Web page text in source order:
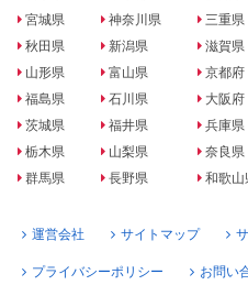
宮城県
秋田県
山形県
福島県
茨城県
栃木県
群馬県
神奈川県
新潟県
富山県
石川県
福井県
山梨県
長野県
三重県
滋賀県
京都府
大阪府
兵庫県
奈良県
和歌山
運営会社 サイトマップ
プライバシーポリシー お問い